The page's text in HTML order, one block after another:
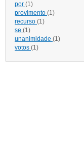
por (1)
provimento (1)
recurso (1)
se (1)
unanimidade (1)
votos (1)